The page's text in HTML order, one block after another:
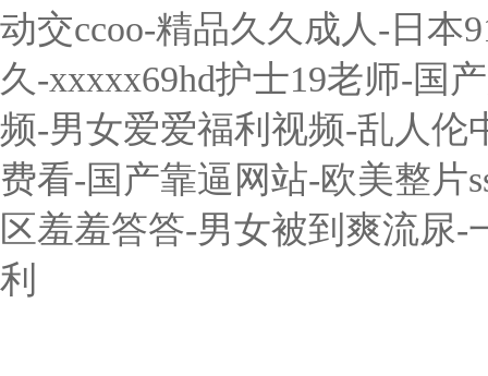
动交ccoo-精品久久成人-日本
久-xxxxx69hd护士19老师-国
频-男女爱爱福利视频-乱人伦
费看-国产靠逼网站-欧美整片
区羞羞答答-男女被到爽流尿
利